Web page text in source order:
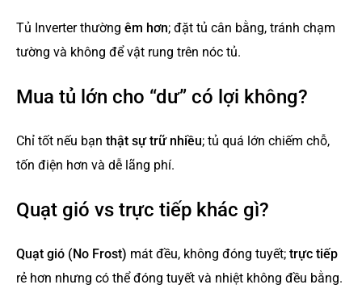
Tủ Inverter thường êm hơn; đặt tủ cân bằng, tránh chạm
tường và không để vật rung trên nóc tủ.
Mua tủ lớn cho “dư” có lợi không?
Chỉ tốt nếu bạn thật sự trữ nhiều; tủ quá lớn chiếm chỗ,
tốn điện hơn và dễ lãng phí.
Quạt gió vs trực tiếp khác gì?
Quạt gió (No Frost) mát đều, không đóng tuyết; trực tiếp
rẻ hơn nhưng có thể đóng tuyết và nhiệt không đều bằng.